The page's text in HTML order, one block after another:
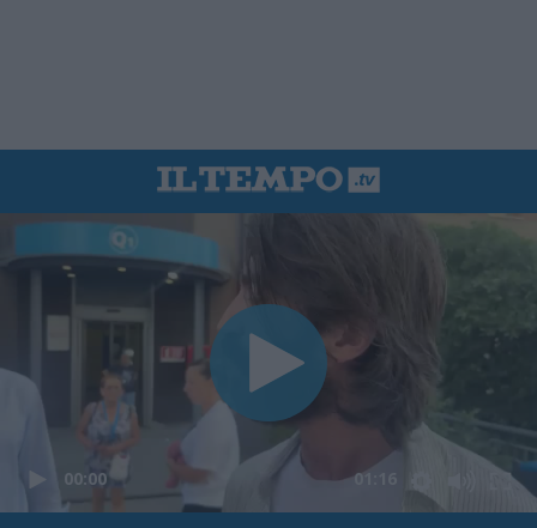
00:00 01:16